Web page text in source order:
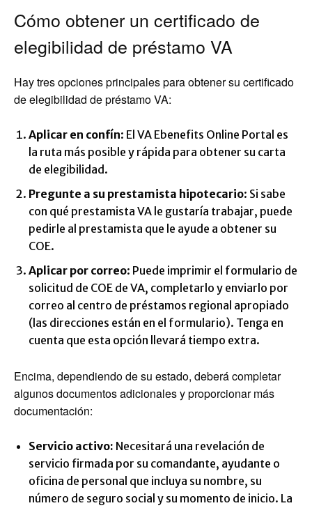
Cómo obtener un certificado de
elegibilidad de préstamo VA
Hay tres opciones principales para obtener su certificado
de elegibilidad de préstamo VA:
Aplicar en confín: El VA Ebenefits Online Portal es
la ruta más posible y rápida para obtener su carta
de elegibilidad.
Pregunte a su prestamista hipotecario: Si sabe
con qué prestamista VA le gustaría trabajar, puede
pedirle al prestamista que le ayude a obtener su
COE.
Aplicar por correo: Puede imprimir el formulario de
solicitud de COE de VA, completarlo y enviarlo por
correo al centro de préstamos regional apropiado
(las direcciones están en el formulario). Tenga en
cuenta que esta opción llevará tiempo extra.
Encima, dependiendo de su estado, deberá completar
algunos documentos adicionales y proporcionar más
documentación:
Servicio activo: Necesitará una revelación de
servicio firmada por su comandante, ayudante o
oficina de personal que incluya su nombre, su
número de seguro social y su momento de inicio. La